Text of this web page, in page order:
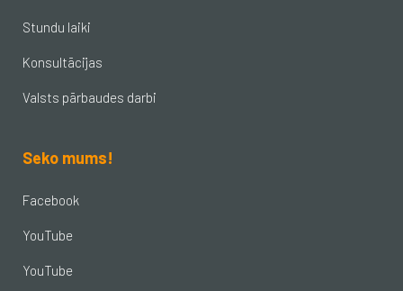
Stundu laiki
Konsultācijas
Valsts pārbaudes darbi
Seko mums!
Facebook
YouTube
YouTube